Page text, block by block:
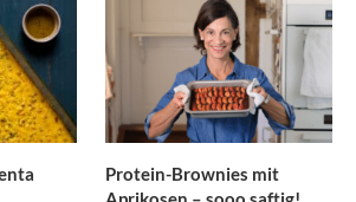
Protein-Brownies mit